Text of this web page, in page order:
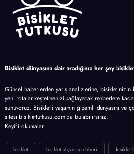
Bisiklet dünyasına dair aradığınız her şey
Güncel haberlerden yarış analizlerine, bisikletinizin
yeni rotalar keşfetmenizi sağlayacak rehberlere
sunuyoruz. Bisikletli yaşamın gizemli dünyasını ve
sitesi bisiklettutkusu.com'da bulabilirsiniz.
Keyifli okumalar.
bisiklet bisiklet alışveriş rehberi bisiklet